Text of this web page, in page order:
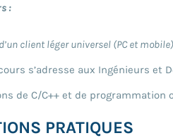
:
client léger universel (PC et
s’adresse aux Ingénieurs
de C/C++ et de programmation
PRATIQUES